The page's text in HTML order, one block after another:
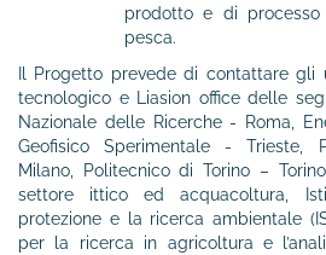
prodotto e di
pesca.
Il Progetto prevede di contattare
tecnologico e Liasion office delle
Nazionale delle Ricerche - Roma,
Geofisico Sperimentale - Trieste ,
Milano,
Politecnico di Torino – Torino
settore ittico ed acquacoltura,
protezione e la ricerca ambientale
per la ricerca in agricoltura e